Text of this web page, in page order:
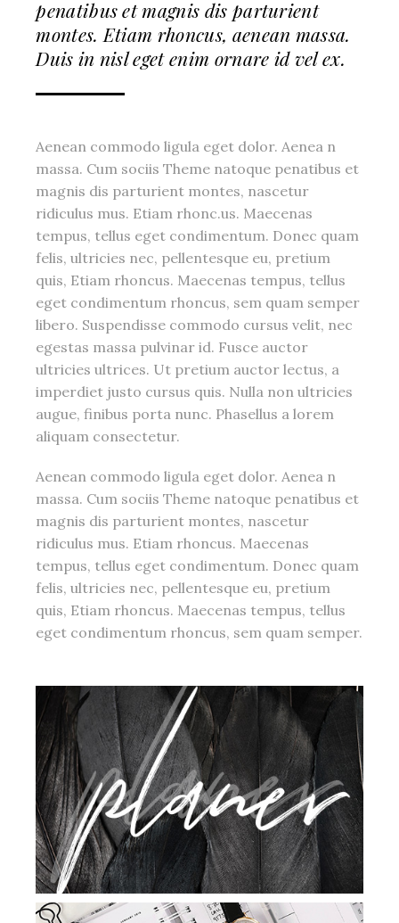
penatibus et magnis dis parturient
montes. Etiam rhoncus, aenean massa.
Duis in nisl eget enim ornare id vel ex.
Aenean commodo ligula eget dolor. Aenea n
massa. Cum sociis Theme natoque penatibus et
magnis dis parturient montes, nascetur
ridiculus mus. Etiam rhonc.us. Maecenas
tempus, tellus eget condimentum. Donec quam
felis, ultricies nec, pellentesque eu, pretium
quis, Etiam rhoncus. Maecenas tempus, tellus
eget condimentum rhoncus, sem quam semper
libero. Suspendisse commodo cursus velit, nec
egestas massa pulvinar id. Fusce auctor
ultricies ultrices. Ut pretium auctor lectus, a
imperdiet justo cursus quis. Nulla non ultricies
augue, finibus porta nunc. Phasellus a lorem
aliquam consectetur.
Aenean commodo ligula eget dolor. Aenea n
massa. Cum sociis Theme natoque penatibus et
magnis dis parturient montes, nascetur
ridiculus mus. Etiam rhoncus. Maecenas
tempus, tellus eget condimentum. Donec quam
felis, ultricies nec, pellentesque eu, pretium
quis, Etiam rhoncus. Maecenas tempus, tellus
eget condimentum rhoncus, sem quam semper.